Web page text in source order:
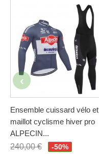
Ensemble cuissard vélo et
maillot cyclisme hiver pro
ALPECIN...
240,00 €
-50%